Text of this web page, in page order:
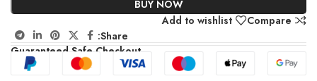
BUY NOW
Compare
Add to wishlist
Share:
Guaranteed Safe Checkout